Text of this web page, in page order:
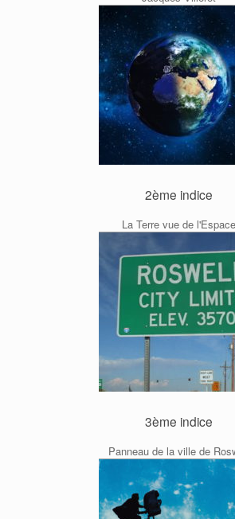
2ème indice
La Terre vue de l'Espace
3ème indice
Panneau de la ville de